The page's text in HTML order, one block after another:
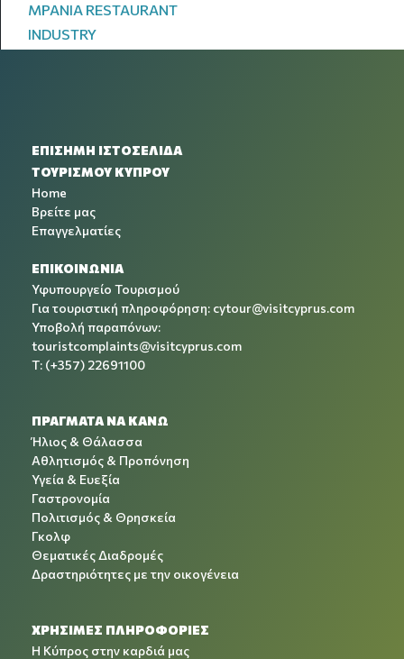
MPANIA RESTAURANT
INDUSTRY
ΕΠΙΣΗΜΗ ΙΣΤΟΣΕΛΙΔΑ
ΤΟΥΡΙΣΜΟΥ ΚΥΠΡΟΥ
Home
Βρείτε μας
Επαγγελματίες
ΕΠΙΚΟΙΝΩΝΙΑ
Υφυπουργείο Τουρισμού
Για τουριστική πληροφόρηση: cytour@visitcyprus.com
Υποβολή παραπόνων:
touristcomplaints@visitcyprus.com
T: (+357) 22691100
ΠΡΑΓΜΑΤΑ ΝΑ ΚΑΝΩ
Ήλιος & Θάλασσα
Αθλητισμός & Προπόνηση
Υγεία & Ευεξία
Γαστρονομία
Πολιτισμός & Θρησκεία
Γκολφ
Θεματικές Διαδρομές
Δραστηριότητες με την οικογένεια
ΧΡΉΣΙΜΕΣ ΠΛΗΡΟΦΟΡΊΕΣ
Η Κύπρος στην καρδιά μας